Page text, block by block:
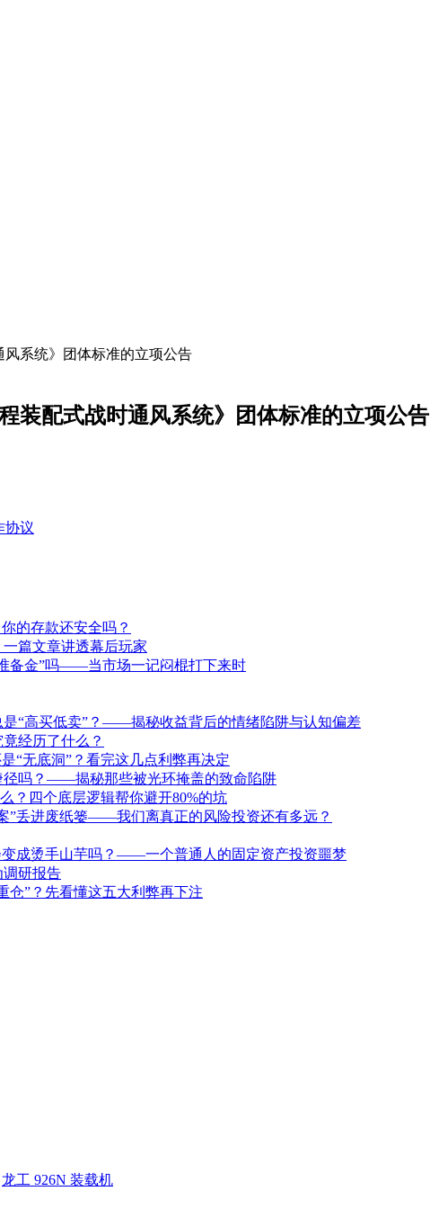
装配式战时通风系统》团体标准的立项公告
协议
的存款还安全吗？
篇文章讲透幕后玩家
备金”吗——当市场一记闷棍打下来时
是“高买低卖”？——揭秘收益背后的情绪陷阱与认知偏差
经历了什么？
“无底洞”？看完这几点利弊再决定
径吗？——揭秘那些被光环掩盖的致命陷阱
？四个底层逻辑帮你避开80%的坑
”丢进废纸篓——我们离真正的风险投资还有多远？
变成烫手山芋吗？——一个普通人的固定资产投资噩梦
调研报告
仓”？先看懂这五大利弊再下注
龙工 926N 装载机